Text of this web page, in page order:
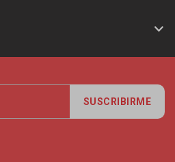
SUSCRIBIRME